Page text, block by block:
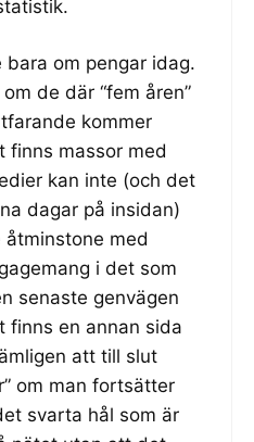
om pengar idag.
de där “fem åren”
kommer
finns massor med
kan inte (och det
dagar på insidan)
med
i det som
senaste genvägen
finns en annan sida
att till slut
om man fortsätter
svarta hål som är